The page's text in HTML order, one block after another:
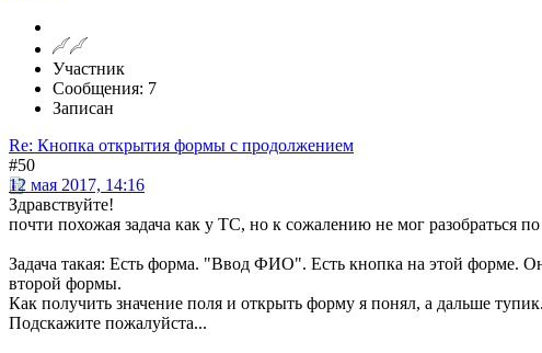
Участник
Сообщения: 7
Записан
Re: Кнопка открытия формы с продолжением
#50
12 мая 2017, 14:16
Здравствуйте!
почти похожая задача как у ТС, но к сожалению не мог разобраться по
Задача такая: Есть форма. "Ввод ФИО". Есть кнопка на этой форме.
второй формы.
Как получить значение поля и открыть форму я понял, а дальше
Подскажите пожалуйста...